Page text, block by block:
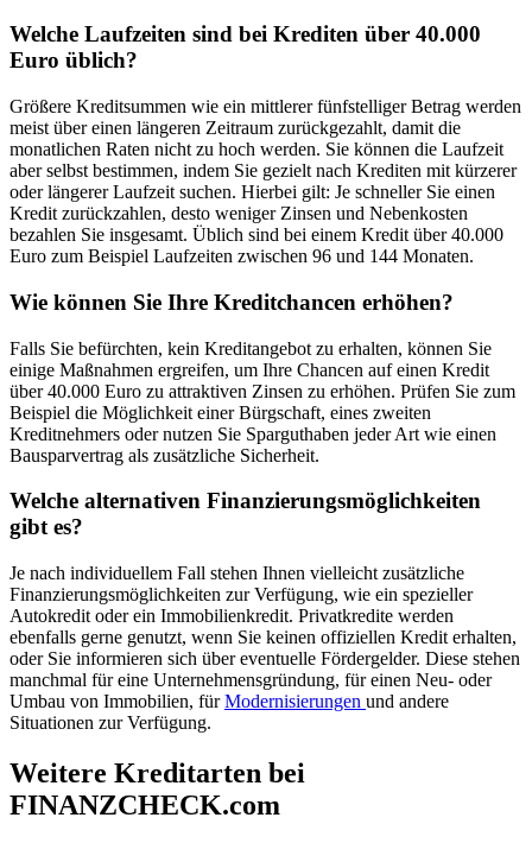
Welche Laufzeiten sind bei Krediten über 40.000
Euro üblich?
Größere Kreditsummen wie ein mittlerer fünfstelliger Betrag werden
meist über einen längeren Zeitraum zurückgezahlt, damit die
monatlichen Raten nicht zu hoch werden. Sie können die Laufzeit
aber selbst bestimmen, indem Sie gezielt nach Krediten mit kürzerer
oder längerer Laufzeit suchen. Hierbei gilt: Je schneller Sie einen
Kredit zurückzahlen, desto weniger Zinsen und Nebenkosten
bezahlen Sie insgesamt. Üblich sind bei einem Kredit über 40.000
Euro zum Beispiel Laufzeiten zwischen 96 und 144 Monaten.
Wie können Sie Ihre Kreditchancen erhöhen?
Falls Sie befürchten, kein Kreditangebot zu erhalten, können Sie
einige Maßnahmen ergreifen, um Ihre Chancen auf einen Kredit
über 40.000 Euro zu attraktiven Zinsen zu erhöhen. Prüfen Sie zum
Beispiel die Möglichkeit einer Bürgschaft, eines zweiten
Kreditnehmers oder nutzen Sie Sparguthaben jeder Art wie einen
Bausparvertrag als zusätzliche Sicherheit.
Welche alternativen Finanzierungsmöglichkeiten
gibt es?
Je nach individuellem Fall stehen Ihnen vielleicht zusätzliche
Finanzierungsmöglichkeiten zur Verfügung, wie ein spezieller
Autokredit oder ein Immobilienkredit. Privatkredite werden
ebenfalls gerne genutzt, wenn Sie keinen offiziellen Kredit erhalten,
oder Sie informieren sich über eventuelle Fördergelder. Diese stehen
manchmal für eine Unternehmensgründung, für einen Neu- oder
Umbau von Immobilien, fürModernisierungen und andere
Situationen zur Verfügung.
Weitere Kreditarten bei
FINANZCHECK.com